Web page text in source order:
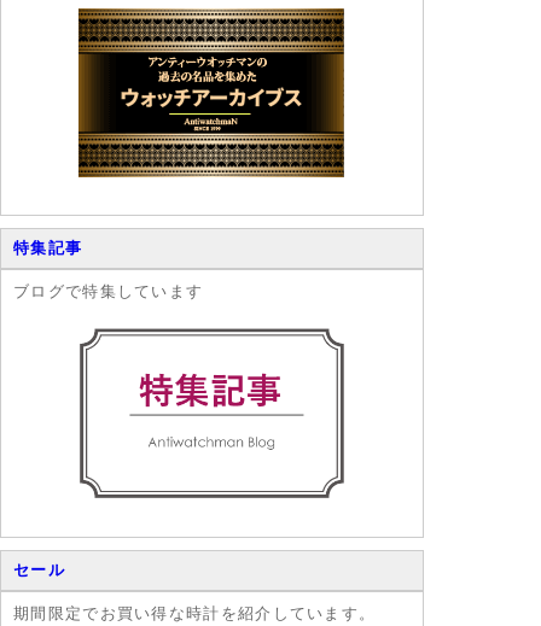
特集記事
ブログで特集しています
セール
期間限定でお買い得な時計を紹介しています。